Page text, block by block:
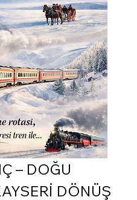
– DOĞU
DÖNÜŞ